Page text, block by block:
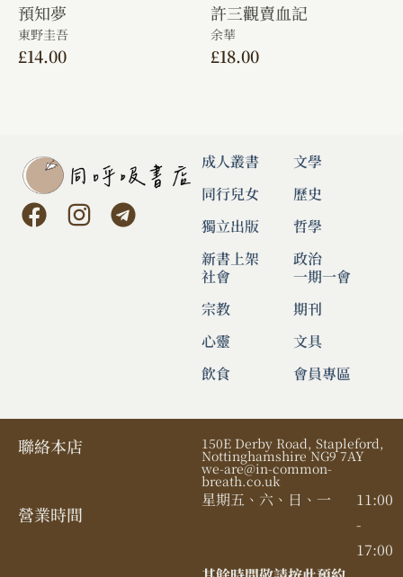
預知夢
東野圭吾
£14.00
許三觀賣血記
余華
£18.00
成人叢書
同行兒女
獨立出版
新書上架
文學
歷史
哲學
政治
社會
宗教
心靈
飲食
一期一會
期刊
文具
會員專區
聯絡本店 150E Derby Road, Stapleford,
Nottinghamshire NG9 7AY
we-are@in-common-
breath.co.uk
營業時間​
星期五、六、日、一
11:00
-
17:00